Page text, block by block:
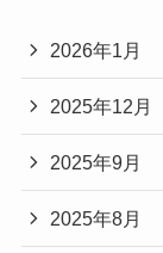
2026年1月
2025年12月
2025年9月
2025年8月